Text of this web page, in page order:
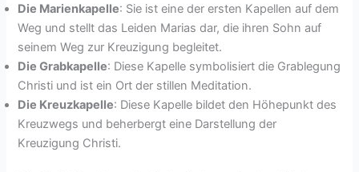
Die Marienkapelle: Sie ist eine der ersten Kapellen auf dem
Weg und stellt das Leiden Marias dar, die ihren Sohn auf
seinem Weg zur Kreuzigung begleitet.
Die Grabkapelle: Diese Kapelle symbolisiert die Grablegung
Christi und ist ein Ort der stillen Meditation.
Die Kreuzkapelle: Diese Kapelle bildet den Höhepunkt des
Kreuzwegs und beherbergt eine Darstellung der
Kreuzigung Christi.